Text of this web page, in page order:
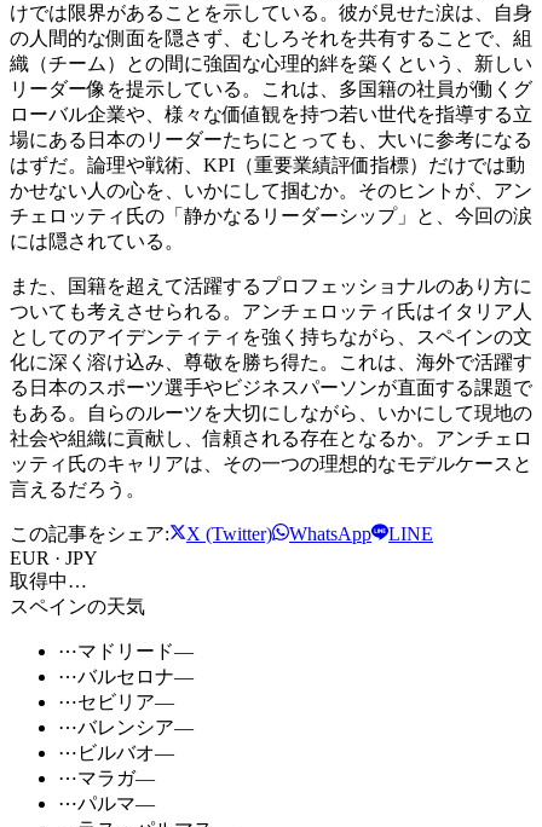
けでは限界があることを示している。彼が見せた涙は、自身
の人間的な側面を隠さず、むしろそれを共有することで、組
織（チーム）との間に強固な心理的絆を築くという、新しい
リーダー像を提示している。これは、多国籍の社員が働くグ
ローバル企業や、様々な価値観を持つ若い世代を指導する立
場にある日本のリーダーたちにとっても、大いに参考になる
はずだ。論理や戦術、KPI（重要業績評価指標）だけでは動
かせない人の心を、いかにして掴むか。そのヒントが、アン
チェロッティ氏の「静かなるリーダーシップ」と、今回の涙
には隠されている。
また、国籍を超えて活躍するプロフェッショナルのあり方に
ついても考えさせられる。アンチェロッティ氏はイタリア人
としてのアイデンティティを強く持ちながら、スペインの文
化に深く溶け込み、尊敬を勝ち得た。これは、海外で活躍す
る日本のスポーツ選手やビジネスパーソンが直面する課題で
もある。自らのルーツを大切にしながら、いかにして現地の
社会や組織に貢献し、信頼される存在となるか。アンチェロ
ッティ氏のキャリアは、その一つの理想的なモデルケースと
言えるだろう。
この記事をシェア: X (Twitter) WhatsApp
LINE
EUR · JPY
取得中…
スペインの天気
⋯マドリード—
⋯バルセロナ—
⋯セビリア—
⋯バレンシア—
⋯ ビルバオ—
⋯マラガ—
⋯パルマ—